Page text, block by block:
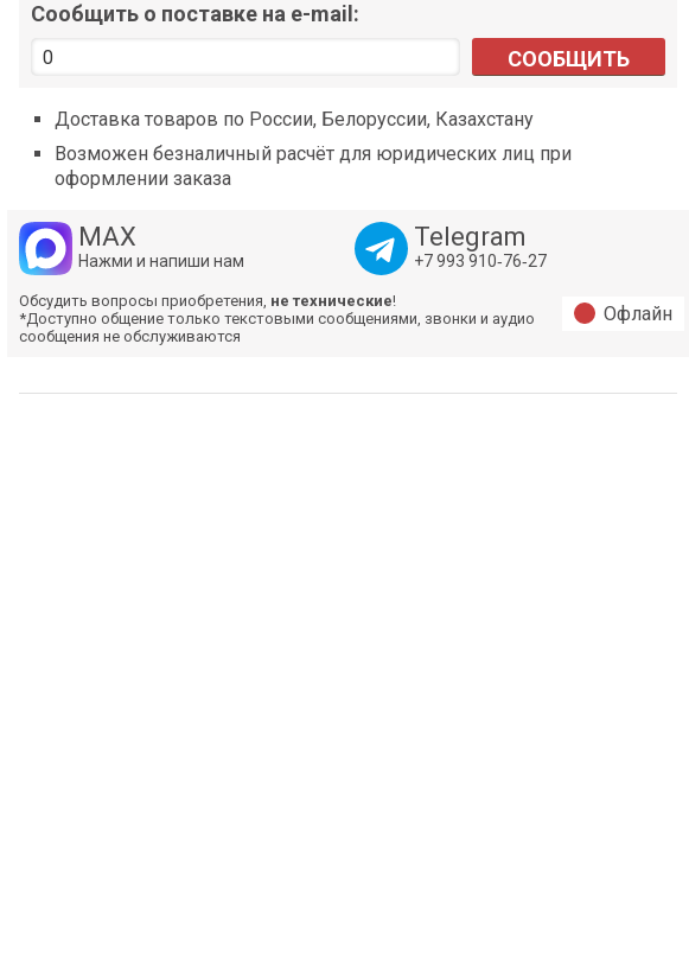
Сообщить о поставке на e-mail:
СООБЩИТЬ
Доставка товаров по России, Белоруссии, Казахстану
Возможен безналичный расчёт для юридических лиц при
оформлении заказа
MAX
Нажми и напиши нам
Telegram
+7 993 910‑76‑27
Обсудить вопросы приобретения, не технические!
*Доступно общение только текстовыми сообщениями, звонки и аудио
сообщения не обслуживаются
Офлайн